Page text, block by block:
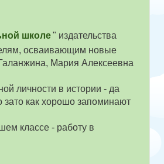
школе" издательства
осваивающим новые
Мария Алексеевна
личности в истории - да
зато как хорошо запоминают
классе - работу в